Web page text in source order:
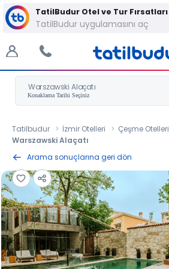
TatilBudur Otel ve Tur Fırsatları
TatilBudur uygulamasını aç
Warszawski Alaçatı
Tatilbudur İzmir Otelleri Çeşme Otelleri
Warszawski Alaçatı
Arama sonuçlarına geri dön